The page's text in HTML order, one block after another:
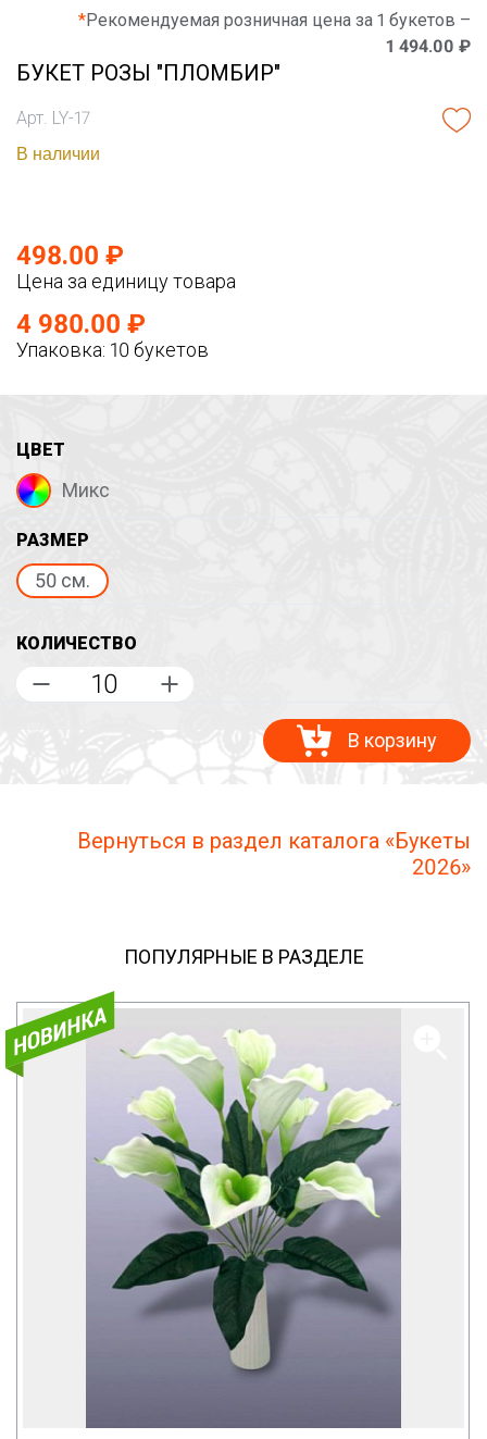
*Рекомендуемая розничная цена за 1 букетов –
1 494.00 ₽
БУКЕТ РОЗЫ "ПЛОМБИР"
Арт. LY-17
В наличии
498.00 ₽
Цена за единицу товара
4 980.00 ₽
Упаковка: 10 букетов
ЦВЕТ
Микс
РАЗМЕР
50 см.
КОЛИЧЕСТВО
В корзину
Вернуться в раздел каталога «Букеты
2026»
ПОПУЛЯРНЫЕ В РАЗДЕЛЕ